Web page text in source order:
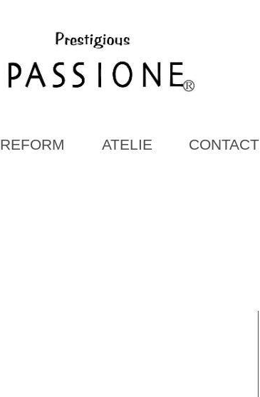
REFORM ATELIE CONTACT